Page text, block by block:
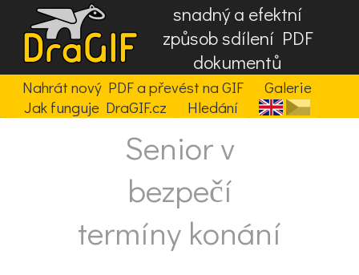
snadný a efektní
způsob sdílení PDF
dokumentů
Nahrát nový PDF a převést na GIF
Galerie
Jak funguje DraGIF.cz
Hledání
Senior v
bezpečí
termíny konání